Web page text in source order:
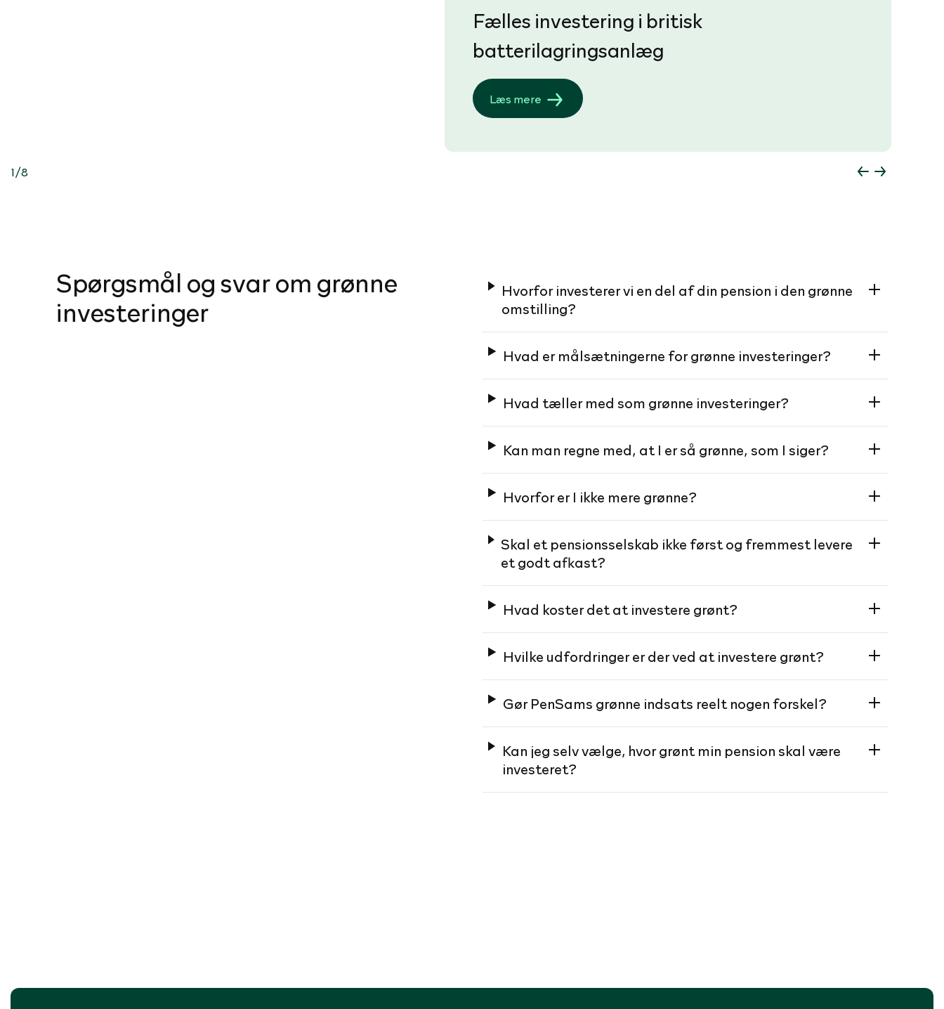
Fælles investering i britisk
batterilagringsanlæg
Læs mere
1/8
Spørgsmål og svar om grønne
investeringer
Hvorfor investerer vi en del af din pension i den grønne
omstilling?
Hvad er målsætningerne for grønne investeringer?
Hvad tæller med som grønne investeringer?
Kan man regne med, at I er så grønne, som I siger?
Hvorfor er I ikke mere grønne?
Skal et pensionsselskab ikke først og fremmest levere
et godt afkast?
Hvad koster det at investere grønt?
Hvilke udfordringer er der ved at investere grønt?
Gør PenSams grønne indsats reelt nogen forskel?
Kan jeg selv vælge, hvor grønt min pension skal være
investeret?